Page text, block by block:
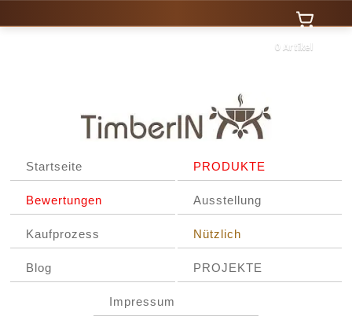
0 Artikel
Startseite PRODUKTE
Bewertungen Ausstellung
Kaufprozess Nützlich
Blog PROJEKTE
Impressum